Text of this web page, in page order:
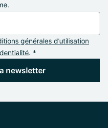
générales d’utilisation
. *
newsletter